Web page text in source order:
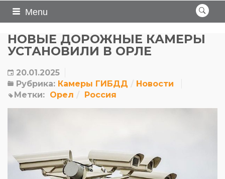
Menu
НОВЫЕ ДОРОЖНЫЕ КАМЕРЫ
УСТАНОВИЛИ В ОРЛЕ
20.01.2025
Рубрика: Камеры ГИБДД
Новости
Метки: Орел Россия